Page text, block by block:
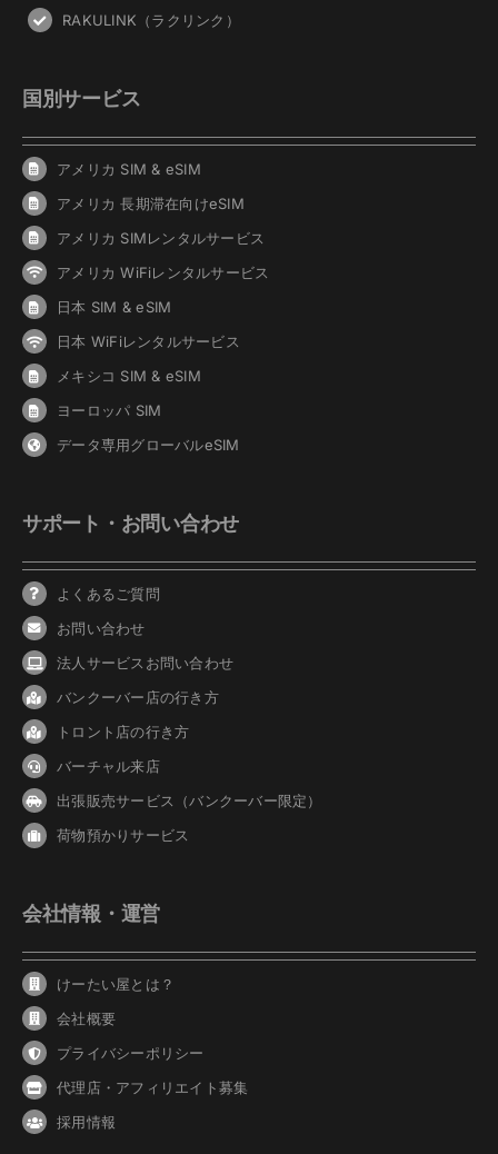
RAKULINK（ラクリンク）
国別サービス
アメリカ SIM & eSIM
アメリカ 長期滞在向けeSIM
アメリカ SIMレンタルサービス
アメリカ WiFiレンタルサービス
日本 SIM & eSIM
日本 WiFiレンタルサービス
メキシコ SIM & eSIM
ヨーロッパ SIM
データ専用グローバルeSIM
サポート・お問い合わせ
よくあるご質問
お問い合わせ
法人サービスお問い合わせ
バンクーバー 店の行き方
トロント店の行き方
バーチャル来店
出張販売サービス（バンクーバー限定）
荷物預かりサービス
会社情報・運営
けーたい屋とは？
会社概要
プライバシーポリシー
代理店・アフィリエイト募集
採用情報